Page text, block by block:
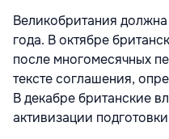
Великобритания
года. В октябре
после многомесячных
тексте соглашения,
В декабре британские
активизации